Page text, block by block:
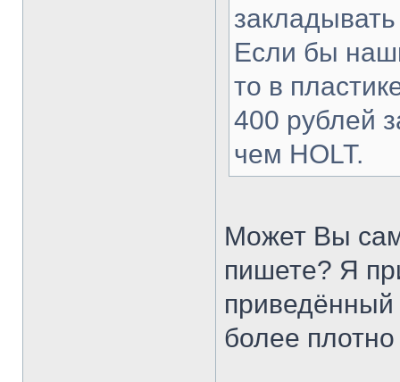
Если бы
то в
400 рублей
чем HOLT.
Может Вы
пишете? Я
более